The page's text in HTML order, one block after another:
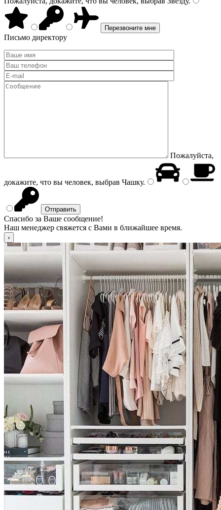
Письмо директору
Пожалуйста,
докажите, что вы человек, выбрав Чашку.
Спасибо за Ваше сообщение!
Наш менеджер свяжется с Вами в ближайшее время.